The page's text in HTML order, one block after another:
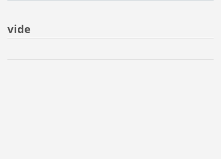
vide